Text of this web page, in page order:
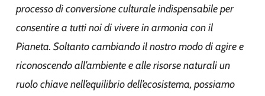
processo di conversione culturale indispensabile per
consentire a tutti noi di vivere in armonia con il
Pianeta. Soltanto cambiando il nostro modo di agire e
riconoscendo all’ambiente e alle risorse naturali un
ruolo chiave nell’equilibrio dell’ecosistema, possiamo